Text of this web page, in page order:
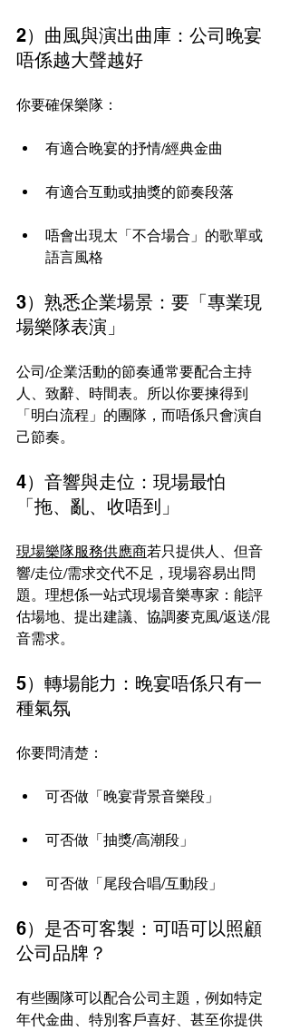
2）曲風與演出曲庫：公司晚宴
唔係越大聲越好
你要確保樂隊：
有適合晚宴的抒情/經典金曲
有適合互動或抽獎的節奏段落
唔會出現太「不合場合」的歌單或
語言風格
3）熟悉企業場景：要「專業現
場樂隊表演」
公司/企業活動的節奏通常要配合主持
人、致辭、時間表。所以你要揀得到
「明白流程」的團隊，而唔係只會演自
己節奏。
4）音響與走位：現場最怕
「拖、亂、收唔到」
現場樂隊服務供應商若只提供人、但音
響/走位/需求交代不足，現場容易出問
題。理想係一站式現場音樂專家：能評
估場地、提出建議、協調麥克風/返送/混
音需求。
5）轉場能力：晚宴唔係只有一
種氣氛
你要問清楚：
可否做「晚宴背景音樂段」
可否做「抽獎/高潮段」
可否做「尾段合唱/互動段」
6）是否可客製：可唔可以照顧
公司品牌？
有些團隊可以配合公司主題，例如特定
年代金曲、特別客戶喜好、甚至你提供